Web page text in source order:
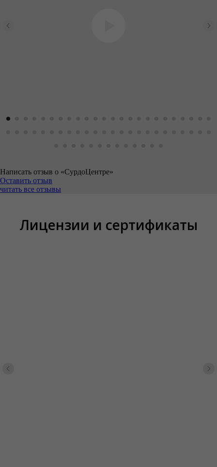
Написать отзыв о «СурдоЦентре»
Оставить отзыв
читать все отзывы
Лицензии и сертификаты